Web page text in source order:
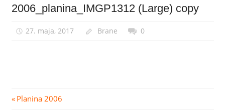
2006_planina_IMGP1312 (Large) copy
27. maja, 2017 Brane 0
Navigacija
Previous
Planina 2006